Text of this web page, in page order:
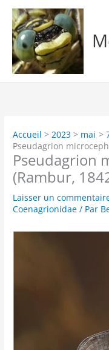
Aller
contenu
Accueil 2023 mai
Pseudagrion
Pseudagrion
(Rambur,
Laisser un
Coenagrionidae / Par